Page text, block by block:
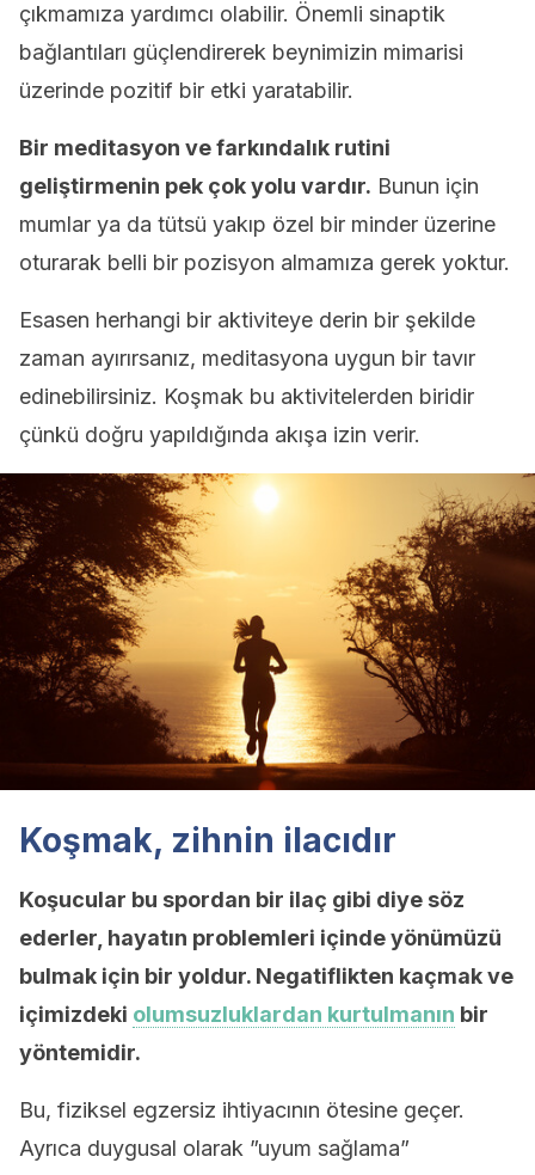
çıkmamıza yardımcı olabilir. Önemli sinaptik
bağlantıları güçlendirerek beynimizin mimarisi
üzerinde pozitif bir etki yaratabilir.
Bir meditasyon ve farkındalık rutini
geliştirmenin pek çok yolu vardır. Bunun için
mumlar ya da tütsü yakıp özel bir minder üzerine
oturarak belli bir pozisyon almamıza gerek yoktur.
Esasen herhangi bir aktiviteye derin bir şekilde
zaman ayırırsanız, meditasyona uygun bir tavır
edinebilirsiniz. Koşmak bu aktivitelerden biridir
çünkü doğru yapıldığında akışa izin verir.
Koşmak, zihnin ilacıdır
Koşucular bu spordan bir ilaç gibi diye söz
ederler, hayatın problemleri içinde yönümüzü
bulmak için bir yoldur. Negatiflikten kaçmak ve
içimizdeki olumsuzluklardan kurtulmanın bir
yöntemidir.
Bu, fiziksel egzersiz ihtiyacının ötesine geçer.
Ayrıca duygusal olarak ”uyum sağlama”